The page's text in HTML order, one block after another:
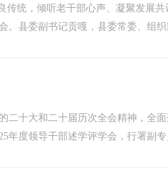
传统，倾听老干部心声、凝聚发展
。县委副书记贡嘎，县委常委、组
二十大和二十届历次全会精神，全
年度领导干部述学评学会，行署副